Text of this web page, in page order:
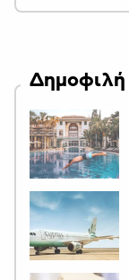
Δημοφιλή